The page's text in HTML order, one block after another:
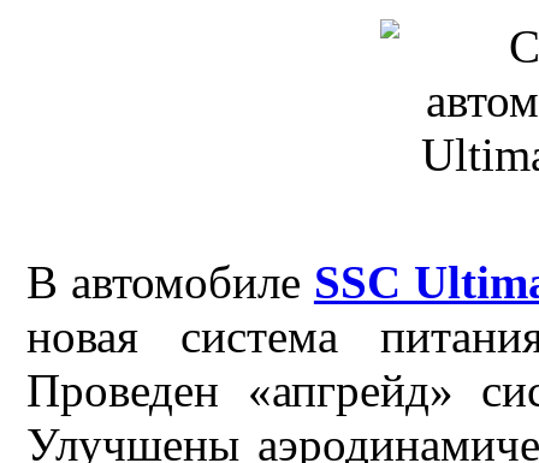
В автомобиле SSC
новая система
Проведен «апгрейд»
Улучшены